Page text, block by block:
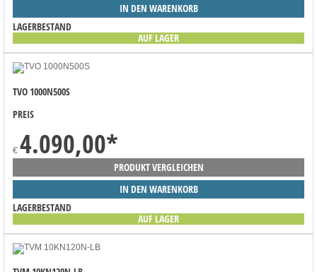
IN DEN WARENKORB
LAGERBESTAND
AUF LAGER
TVO 1000N500S
PREIS
€ 4.090,00*
PRODUKT VERGLEICHEN
IN DEN WARENKORB
LAGERBESTAND
AUF LAGER